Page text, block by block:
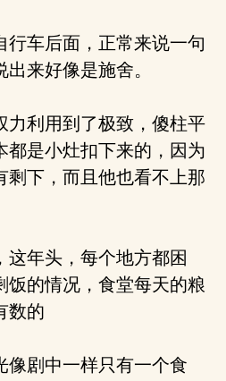
车后面，正常来说一句
来好像是施舍。
利用到了极致，傻柱平
都是小灶扣下来的，因为
剩下，而且他也看不上那
年头，每个地方都困
饭的情况，食堂每天的粮
数的
剧中一样只有一个食